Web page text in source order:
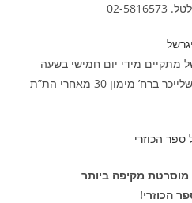
מתקיים מידי יום חמישי בשעה
22:00 בבני ברק בבית הכנסת שלייכר ברח’ מימון 30 מאחרי הת”ת
הכוזרי
מוסרטת מקיפה ביותר
הכוזרי!